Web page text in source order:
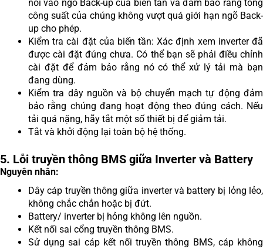
nối vào ngõ Back-up của biến tần và đảm bảo rằng tổng
công suất của chúng không vượt quá giới hạn ngõ Back-
up cho phép.
Kiểm tra cài đặt của biến tần: Xác định xem inverter đã
được cài đặt đúng chưa. Có thể bạn sẽ phải điều chỉnh
cài đặt để đảm bảo rằng nó có thể xử lý tải mà bạn
đang dùng.
Kiểm tra dây nguồn và bộ chuyển mạch tự động đảm
bảo rằng chúng đang hoạt động theo đúng cách. Nếu
tải quá nặng, hãy tắt một số thiết bị để giảm tải.
Tắt và khởi động lại toàn bộ hệ thống.
5. Lỗi truyền thông BMS giữa Inverter và Battery
Nguyên nhân:
Dây cáp truyền thông giữa inverter và battery bị lỏng lẻo,
không chắc chắn hoặc bị đứt.
Battery/ inverter bị hỏng không lên nguồn.
Kết nối sai cổng truyền thông BMS.
Sử dụng sai cáp kết nối truyền thông BMS, cáp không